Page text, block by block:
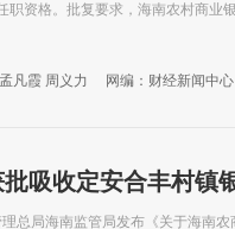
职资格。批复要求，海南农村商业
凡霞 周义力 网编：财经新闻中心
吸收定安合丰村镇
总局海南监管局发布《关于海南